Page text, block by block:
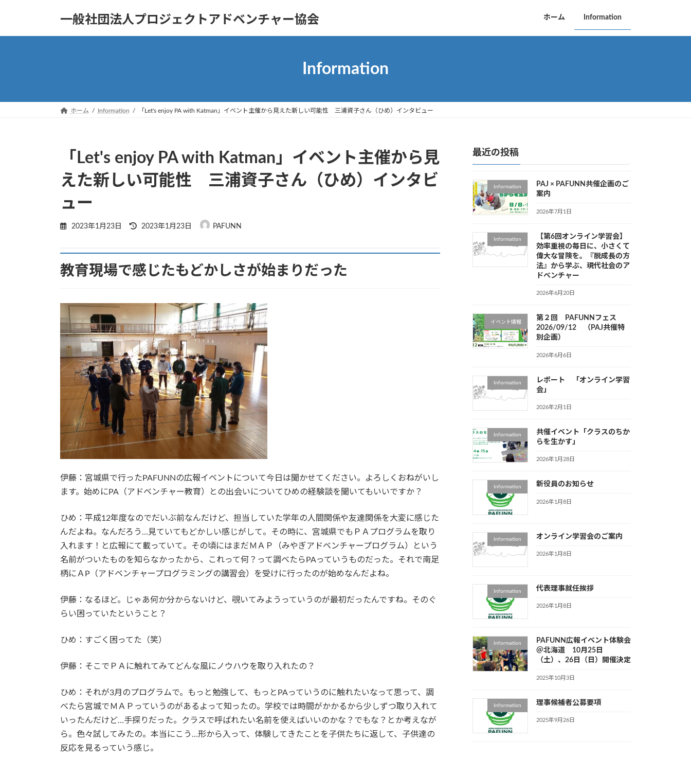
一般社団法人プロジェクトアドベンチャー協会 ホーム Information
Information
ホーム Information 「Let's enjoy PA with Katman」イベント主催から見えた新しい可能性 三浦資子さん（ひめ）インタビュー
「Let's enjoy PA with Katman」イベント主催から見
えた新しい可能性 三浦資子さん（ひめ）インタビ
ュー
2023年1月23日
最
日
時
2023年1月23日 PAFUNN
教育現場で感じたもどかしさが始まりだった
伊藤：宮城県で行ったPAFUNNの広報イベントについて今日は聞かせてください。よろしくおねがいし
ます。始めにPA（アドベンチャー教育）との出会いについてひめの経験談を聞いてもいいですか？
ひめ：平成12年度なのでだいぶ前なんだけど、担当していた学年の人間関係や友達関係を大変に感じた
んだよね。なんだろう…見ていてもどかしい感じがして。その時に、宮城県でもＰＡプログラムを取り
入れます！と広報にて載っていて。その頃にはまだＭＡＰ（みやぎアドベンチャープログラム）という
名前がついたものを知らなかったから、これって何？って調べたらPAっていうものだった。それで南足
柄にＡP（アドベンチャープログラミングの講習会）を受けに行ったのが始めなんだよね。
伊藤：なるほど。じゃあ何か分からないけど、覗いてみようっていうのが最初だったんですね。そのぐ
らい困っていたということ？
ひめ：すごく困ってた（笑）
伊藤：そこでＰＡに触れてみてどんな風にノウハウを取り入れたの？
ひめ：それが3月のプログラムで。もっと勉強して、もっとPAっていうのに触れたいなって思って、調
べたら宮城でＭＡＰっていうのがあるよって知ったの。学校では時間がかかるから少しずつ取り入れて
いったんだけど…手探りだった。クラスで呼ばれたい名前を使えばいいのかな？でもな？とか考えなが
ら。色々試してみたの。本当にこう…形から入って、体験してきたことを子供たちに返して、子供達の
反応を見るっていう感じ。
最近の投稿
Information
PAJ × PAFUNN共催企画のご
案内
2026年7月1日
Information
【第6回オンライン学習会】
効率重視の毎日に、小さくて
偉大な冒険を。『脱成長の方
法』から学ぶ、現代社会のア
ドベンチャー
2026年6月20日
イベント情報
第２回 PAFUNNフェス
2026/09/12 （PAJ共催特
別企画）
2026年6月6日
Information
レポート 「オンライン学習
会」
2026年2月1日
Information
共催イベント「クラスのちか
らを生かす」
2026年1月28日
Information 新役員のお知らせ
2026年1月8日
Information オンライン学習会のご案内
2026年1月8日
Information 代表理事就任挨拶
2026年1月8日
Information
PAFUNN広報イベント体験会
＠北海道 10月25日
（土）、26日（日）開催決定
2025年10月3日
Information 理事候補者公募要項
2025年9月26日